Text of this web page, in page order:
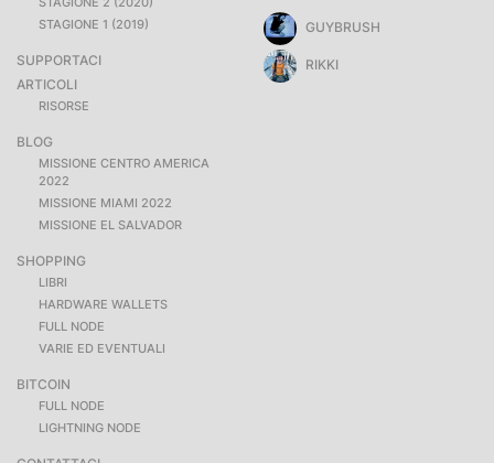
STAGIONE 1 (2019)
SUPPORTACI
ARTICOLI
RISORSE
BLOG
MISSIONE CENTRO AMERICA
2022
MISSIONE MIAMI 2022
MISSIONE EL SALVADOR
SHOPPING
LIBRI
HARDWARE WALLETS
FULL NODE
VARIE ED EVENTUALI
BITCOIN
FULL NODE
LIGHTNING NODE
GUYBRUSH
RIKKI